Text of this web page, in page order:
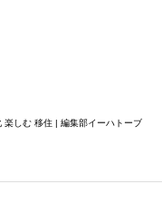
しむ 移住 | 編集部イーハトーブ